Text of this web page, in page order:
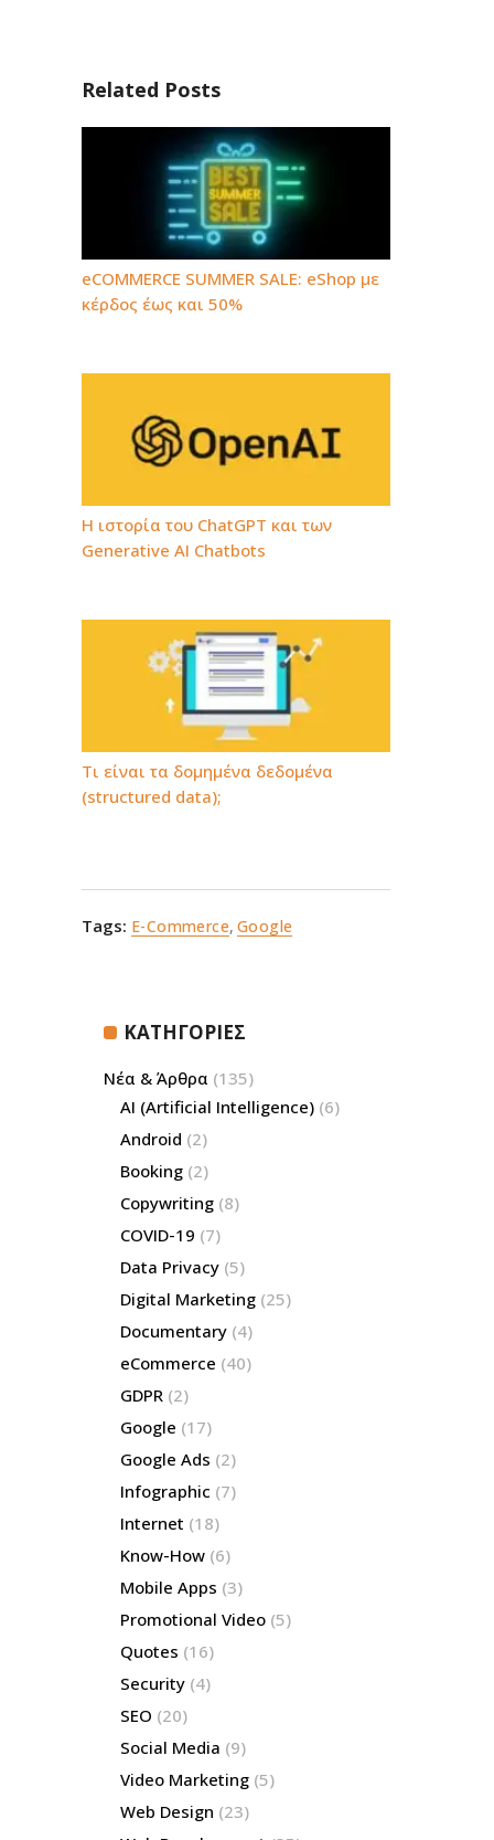
Related Posts
eCOMMERCE SUMMER SALE: eShop με
κέρδος έως και 50%
Η ιστορία του ChatGPT και των
Generative AI Chatbots
Τι είναι τα δομημένα δεδομένα
(structured data);
Tags: E-Commerce, Google
ΚΑΤΗΓΟΡΙΕΣ
Νέα & Άρθρα (135)
AI (Artificial Intelligence) (6)
Android (2)
Booking (2)
Copywriting (8)
COVID-19 (7)
Data Privacy (5)
Digital Marketing (25)
Documentary (4)
eCommerce (40)
GDPR (2)
Google (17)
Google Ads (2)
Infographic (7)
Internet (18)
Know-How (6)
Mobile Apps (3)
Promotional Video (5)
Quotes (16)
Security (4)
SEO (20)
Social Media (9)
Video Marketing (5)
Web Design (23)